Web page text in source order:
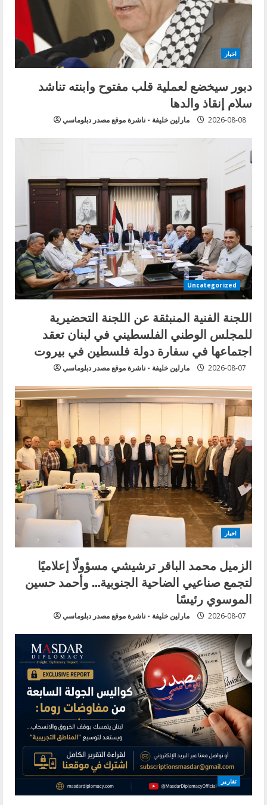
اخبار
دبور سيخضع لعملية قلب مفتوح وابنته تناشد
سلام إنقاذ والدها
مارلين خليفة - ناشرة موقع مصدر دبلوماسي 2026-08-08
Uncategorized
اللجنة الفنية المنبثقة عن اللجنة التحضيرية
للمجلس الوطني الفلسطيني في لبنان تعقد
اجتماعها في سفارة دولة فلسطين في بيروت
مارلين خليفة - ناشرة موقع مصدر دبلوماسي 2026-08-07
اخبار
الزميل محمد الباقر ترشيشي مسؤولًا إعلاميًا
لتجمع صناعيي الضاحية الجنوبية… وأحمد حسين
الموسوي رئيسًا
مارلين خليفة - ناشرة موقع مصدر دبلوماسي 2026-08-07
تقارير